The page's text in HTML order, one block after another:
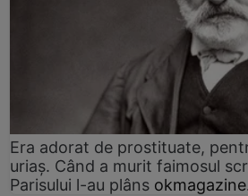
Era adorat de prostituate,
uriaș. Când a murit faimosul
Parisului l-au plâns